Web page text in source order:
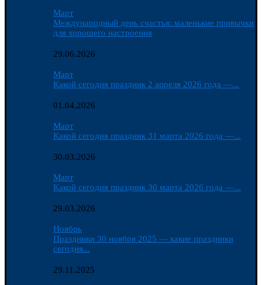
Март
Международный день счастья: маленькие привычки
для хорошего настроения
29.06.2026
Март
Какой сегодня праздник 2 апреля 2026 года —...
01.04.2026
Март
Какой сегодня праздник 31 марта 2026 года —...
30.03.2026
Март
Какой сегодня праздник 30 марта 2026 года —...
29.03.2026
Ноябрь
Праздники 30 ноября 2025 — какие праздники
сегодня...
29.11.2025